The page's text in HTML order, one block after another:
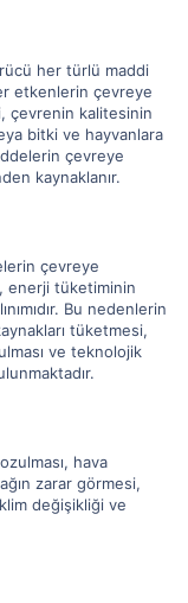
her türlü maddi
etkenlerin çevreye
çevrenin kalitesinin
bitki ve hayvanlara
çevreye
kaynaklanır.
çevreye
enerji tüketiminin
Bu nedenlerin
tüketmesi,
ve teknolojik
hava
zarar görmesi,
değişikliği ve